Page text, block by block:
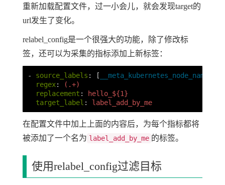
重新加载配置文件，过一小会儿，就会发现target的
url发生了变化。
relabel_config是一个很强大的功能，除了修改标
签，还可以为采集的指标添加上新标签：
- source_labels : [ __meta_kubernetes_node_name
regex:
(.+)
replacement :
hello_${1}
target_label : label_add_by_me
在配置文件中加上上面的内容后，为每个指标都将
被添加了一个名为 label_add_by_me 的标签。
使用relabel_config过滤目标